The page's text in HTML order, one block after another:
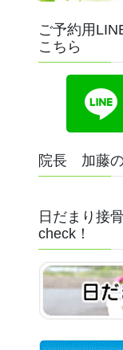
ご予約用
こちら
院長 加藤
日だまり接
check！